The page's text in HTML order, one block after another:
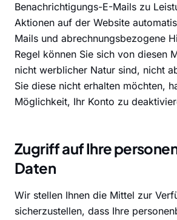
Benachrichtigungs-E-Mails zu
Aktionen auf der Website
Mails und abrechnungsbezogene
Regel können Sie sich von diesen
nicht werblicher Natur sind, nicht
Sie diese nicht erhalten möchten,
Möglichkeit, Ihr Konto zu
Zugriff auf Ihre
Daten
Wir stellen Ihnen die Mittel zur
sicherzustellen, dass Ihre